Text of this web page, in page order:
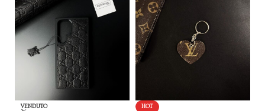
VENDUTO HOT